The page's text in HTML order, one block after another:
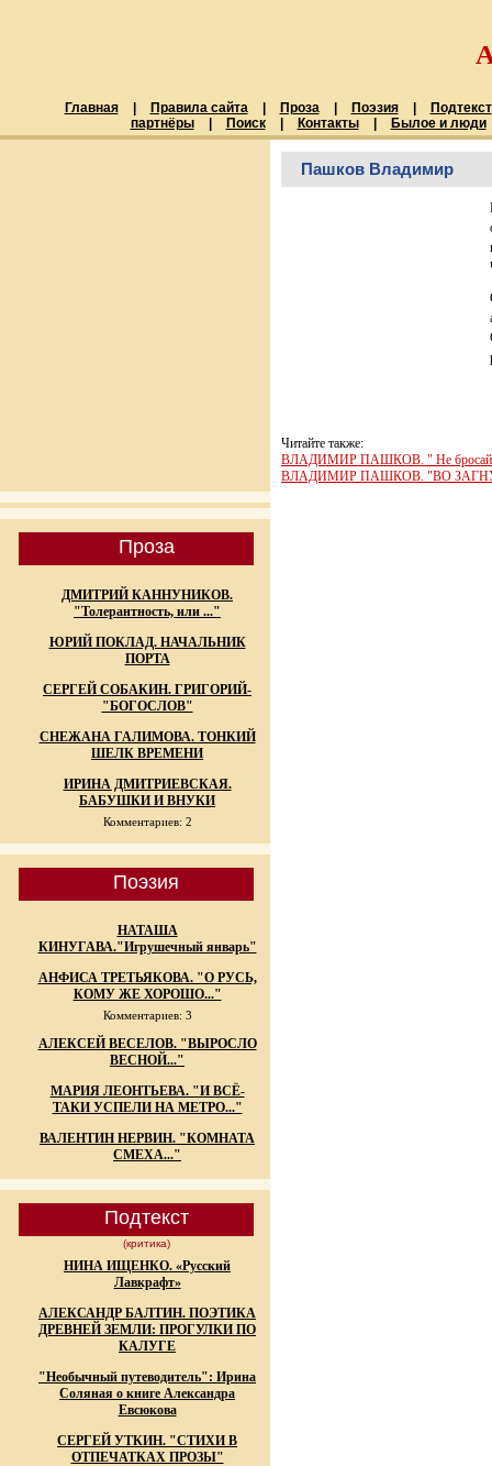
Главная Правила сайта Проза Поэзия
Подтекст
партнёры
Поиск Контакты Былое и люди
Проза
ДМИТРИЙ КАННУНИКОВ.
"Толерантность, или ..."
ЮРИЙ ПОКЛАД. НАЧАЛЬНИК
ПОРТА
СЕРГЕЙ СОБАКИН. ГРИГОРИЙ-
"БОГОСЛОВ"
СНЕЖАНА ГАЛИМОВА. ТОНКИЙ
ШЕЛК ВРЕМЕНИ
ИРИНА ДМИТРИЕВСКАЯ.
БАБУШКИ И ВНУКИ
Комментариев: 2
Поэзия
НАТАША
КИНУГАВА."Игрушечный январь"
АНФИСА ТРЕТЬЯКОВА. "О РУСЬ,
КОМУ ЖЕ ХОРОШО..."
Комментариев: 3
АЛЕКСЕЙ ВЕСЕЛОВ. "ВЫРОСЛО
ВЕСНОЙ..."
МАРИЯ ЛЕОНТЬЕВА. "И ВСЁ-
ТАКИ УСПЕЛИ НА МЕТРО..."
ВАЛЕНТИН НЕРВИН. "КОМНАТА
СМЕХА..."
Подтекст
(критика)
НИНА ИЩЕНКО. «Русский
Лавкрафт»
АЛЕКСАНДР БАЛТИН. ПОЭТИКА
ДРЕВНЕЙ ЗЕМЛИ: ПРОГУЛКИ ПО
КАЛУГЕ
"Необычный путеводитель": Ирина
Соляная о книге Александра
Евсюкова
СЕРГЕЙ УТКИН. "СТИХИ В
ОТПЕЧАТКАХ ПРОЗЫ"
Пашков Владимир
Читайте также:
ВЛАДИМИР ПАШКОВ. " Не
ВЛАДИМИР ПАШКОВ. "ВО